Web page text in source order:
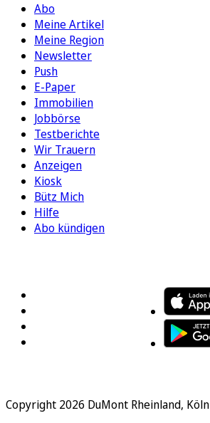
Abo
Meine Artikel
Meine Region
Newsletter
Push
E-Paper
Immobilien
Jobbörse
Testberichte
Wir Trauern
Anzeigen
Kiosk
Bütz Mich
Hilfe
Abo kündigen
Copyright 2026 DuMont Rheinland, Köln